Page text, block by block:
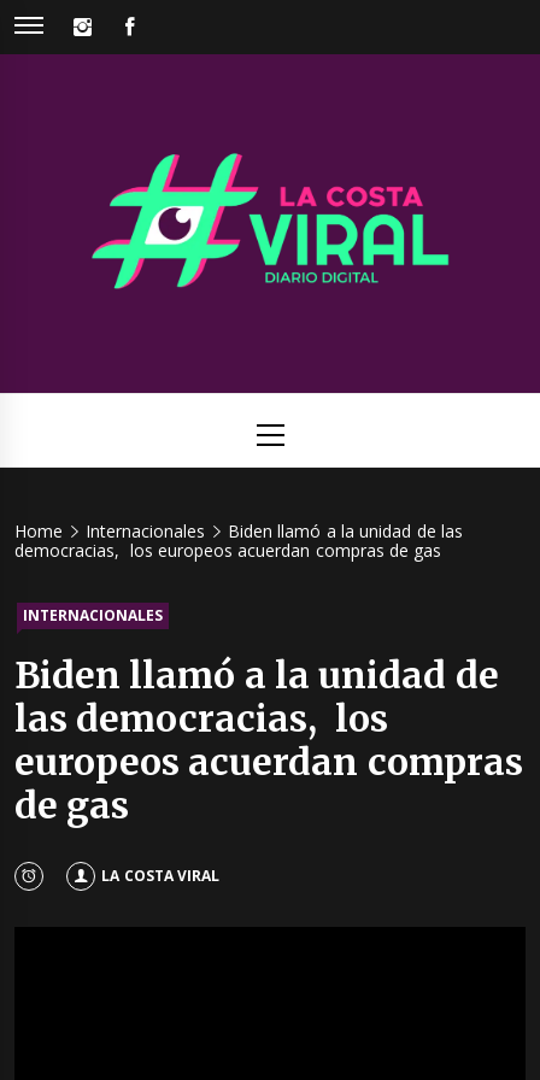
Skip
INSTAGRAM
Viral
Menu
Home Internacionales
Biden llamó a la unidad de las
democracias, los europeos acuerdan compras de gas
INTERNACIONALES
Biden llamó a la unidad de
las democracias, los
europeos acuerdan compras
de gas
LA COSTA VIRAL